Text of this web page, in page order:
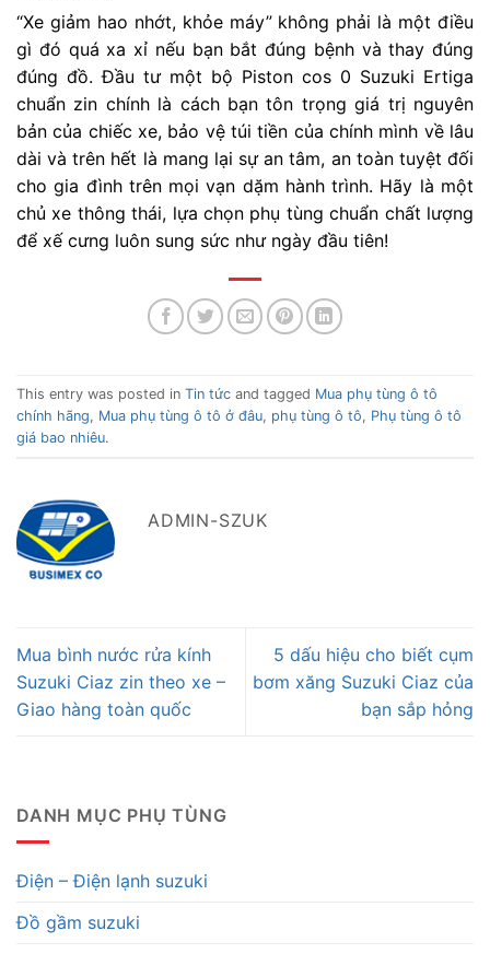
“Xe giảm hao nhớt, khỏe máy” không phải là một điều
gì đó quá xa xỉ nếu bạn bắt đúng bệnh và thay đúng
đúng đồ. Đầu tư một bộ Piston cos 0 Suzuki Ertiga
chuẩn zin chính là cách bạn tôn trọng giá trị nguyên
bản của chiếc xe, bảo vệ túi tiền của chính mình về lâu
dài và trên hết là mang lại sự an tâm, an toàn tuyệt đối
cho gia đình trên mọi vạn dặm hành trình. Hãy là một
chủ xe thông thái, lựa chọn phụ tùng chuẩn chất lượng
để xế cưng luôn sung sức như ngày đầu tiên!
This entry was posted in Tin tức and tagged Mua phụ tùng ô tô
chính hãng, Mua phụ tùng ô tô ở đâu, phụ tùng ô tô, Phụ tùng ô tô
giá bao nhiêu.
ADMIN-SZUK
Mua bình nước rửa kính
Suzuki Ciaz zin theo xe –
Giao hàng toàn quốc
5 dấu hiệu cho biết cụm
bơm xăng Suzuki Ciaz của
bạn sắp hỏng
DANH MỤC PHỤ TÙNG
Điện – Điện lạnh suzuki
Đồ gầm suzuki